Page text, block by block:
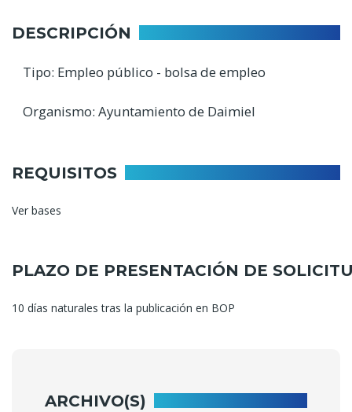
DESCRIPCIÓN
Tipo: Empleo público - bolsa de empleo
Organismo: Ayuntamiento de Daimiel
REQUISITOS
Ver bases
PLAZO DE PRESENTACIÓN DE
10 días naturales tras la publicación en BOP
ARCHIVO(S)